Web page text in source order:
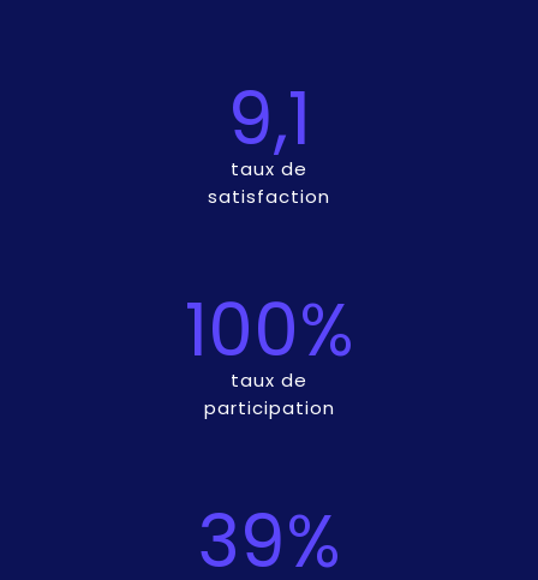
9,1
taux de
satisfaction
100%
taux de
participation
39%